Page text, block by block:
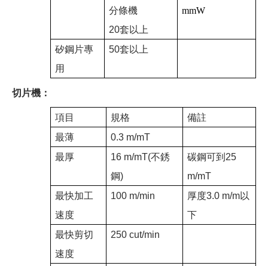
分條機
20套以上
mmW
矽鋼片專
用
50套以上
​切片機：
項目 規格
備註
最薄
0.3 m/mT
最厚
16 m/mT(不銹
鋼)
碳鋼可到25
m/mT
最快加工
速度
100 m/min
厚度3.0 m/m以
下
最快剪切
速度
250 cut/min